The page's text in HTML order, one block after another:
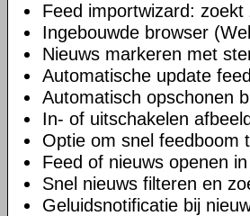
Feed importwizard:
Ingebouwde browser
Nieuws markeren met
Automatische update
Automatisch opschonen
In- of uitschakelen
Optie om snel feedboom
Feed of nieuws openen
Snel nieuws filteren en
Geluidsnotificatie bij